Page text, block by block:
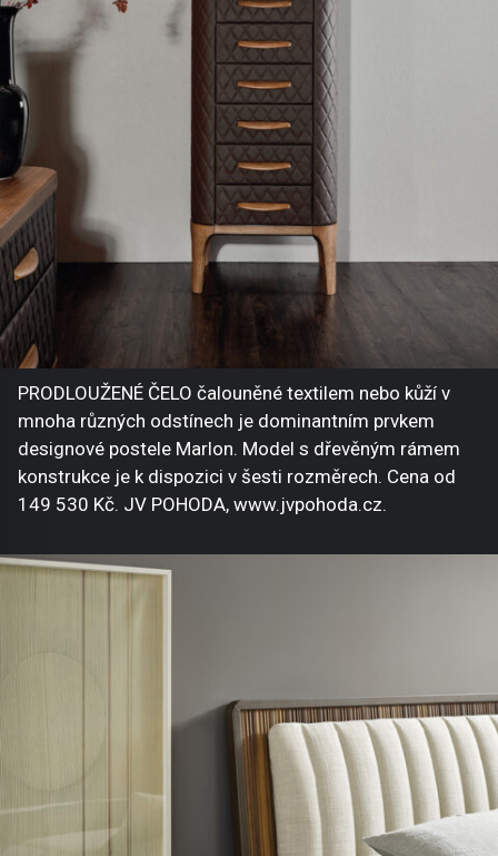
PRODLOUŽENÉ ČELO čalouněné textilem nebo kůží v
mnoha různých odstínech je dominantním prvkem
designové postele Marlon. Model s dřevěným rámem
konstrukce je k dispozici v šesti rozměrech. Cena od
149 530 Kč. JV POHODA, www.jvpohoda.cz.